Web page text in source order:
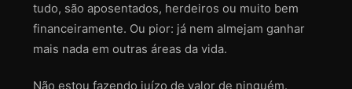
tudo, são aposentados, herdeiros ou muito bem
financeiramente. Ou pior: já nem almejam ganhar
mais nada em outras áreas da vida.
Não estou fazendo juízo de valor de ninguém.